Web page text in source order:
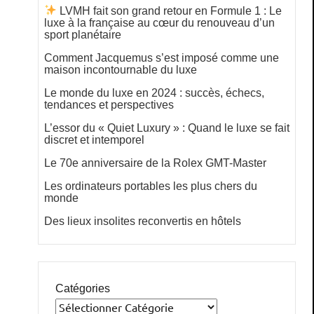
LVMH fait son grand retour en Formule 1 : Le
luxe à la française au cœur du renouveau d’un
sport planétaire
Comment Jacquemus s’est imposé comme une
maison incontournable du luxe
Le monde du luxe en 2024 : succès, échecs,
tendances et perspectives
L’essor du « Quiet Luxury » : Quand le luxe se fait
discret et intemporel
Le 70e anniversaire de la Rolex GMT-Master
Les ordinateurs portables les plus chers du
monde
Des lieux insolites reconvertis en hôtels
Catégories